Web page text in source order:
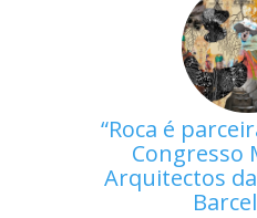
Roca é
Congresso
Arquitectos